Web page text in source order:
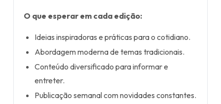
O que esperar em cada edição:
Ideias inspiradoras e práticas para o cotidiano.
Abordagem moderna de temas tradicionais.
Conteúdo diversificado para informar e
entreter.
Publicação semanal com novidades constantes.